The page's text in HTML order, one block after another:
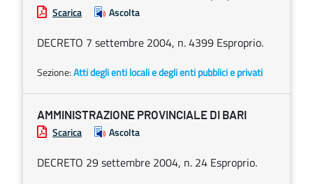
Scarica Ascolta
DECRETO 7 settembre 2004, n. 4399 Esproprio.
Sezione:Atti degli enti locali e degli enti pubblici e privati
AMMINISTRAZIONE PROVINCIALE DI BARI
Scarica Ascolta
DECRETO 29 settembre 2004, n. 24 Esproprio.